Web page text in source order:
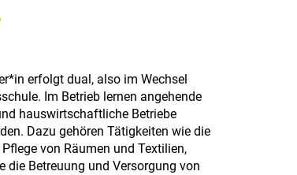
erfolgt dual, also im Wechsel
Im Betrieb lernen angehende
hauswirtschaftliche Betriebe
Dazu gehören Tätigkeiten wie die
von Räumen und Textilien,
Betreuung und Versorgung von